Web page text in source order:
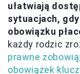
ułatwiają
sytuacjach,
obowiązku
każdy rodzic
prawne
obowiązek